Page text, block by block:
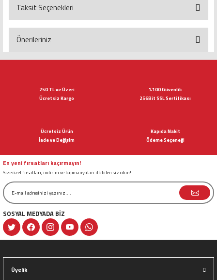
Bu ürüne ilk yorumu siz yapın!
Taksit Seçenekleri
Önerileriniz
Ürün bilgilerinde hatalar bulunuyor.
Bu ürüne benzer farklı alternatifler olmalı.
250 TL ve Üzeri
Ücretsiz Kargo
%100 Güvenlik
256Bit SSL Sertifikası
Ücretsiz Ürün
İade ve Değişim
Kapıda Nakit
Ödeme Seçeneği
En yeni fırsatları kaçırmayın!
Size özel fırsatları, indirim ve kapmanyaları ilk bilen siz olun!
SOSYAL MEDYADA BİZ
Üyelik